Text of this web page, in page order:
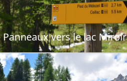
Panneaux vers le lac Miroir